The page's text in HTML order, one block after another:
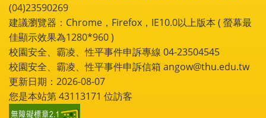
(04)23590269
建議瀏覽器：Chrome，Firefox，IE10.0以上版本 ( 螢幕最
佳顯示效果為1280*960 )
校園安全、霸凌、性平事件申訴專線 04-23504545
校園安全、霸凌、性平事件申訴信箱 angow@thu.edu.tw
更新日期：2026-08-07
您是本站第43113171 位訪客